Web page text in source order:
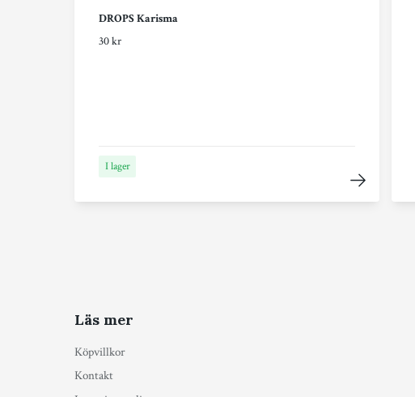
DROPS Karisma
30 kr
I lager
Läs mer
Köpvillkor
Kontakt